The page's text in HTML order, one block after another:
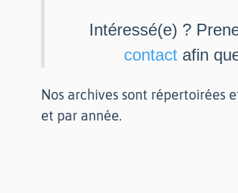
Intéressé(e) ?
contact afin
Nos archives sont répertoirées
et par année.